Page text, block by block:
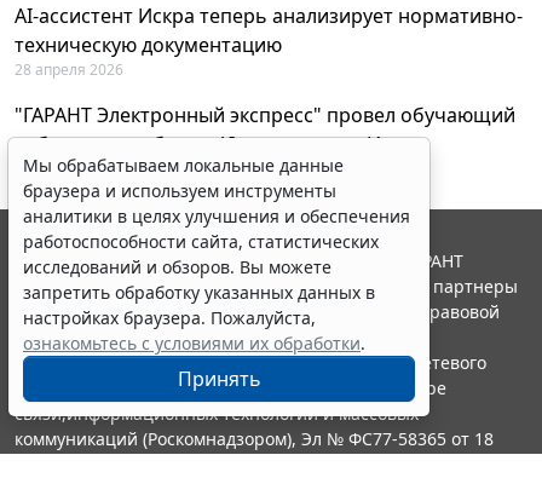
AI-ассистент Искра теперь анализирует нормативно-
техническую документацию
28 апреля 2026
"ГАРАНТ Электронный экспресс" провел обучающий
вебинар по работе с AI-ассистентом Искра
23 апреля 2026
Мы обрабатываем локальные данные
браузера и используем инструменты
аналитики в целях улучшения и обеспечения
работоспособности сайта, статистических
исследований и обзоров. Вы можете
запретить обработку указанных данных в
настройках браузера. Пожалуйста,
ознакомьтесь с условиями их обработки.
Принять
© ООО "НПП "ГАРАНТ-СЕРВИС", 2026. Система ГАРАНТ
выпускается с 1990 года. Компания "Гарант" и ее партнеры
являются участниками Российской ассоциации правовой
информации ГАРАНТ.
Портал ГАРАНТ.РУ зарегистрирован в качестве сетевого
издания Федеральной службой по надзору в сфере
связи,информационных технологий и массовых
коммуникаций (Роскомнадзором), Эл № ФС77-58365 от 18